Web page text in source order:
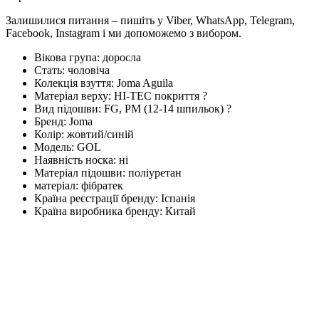
Залишилися питання – пишіть у Viber, WhatsApp, Telegram,
Facebook, Instagram і ми допоможемо з вибором.
Вікова група: доросла
Стать: чоловіча
Колекція взуття: Joma Aguila
Матеріал верху: HI-TEC покриття ?
Вид підошви: FG, PM (12-14 шпильок) ?
Бренд: Joma
Колір: жовтий/синій
Модель: GOL
Наявність носка: ні
Матеріал підошви: поліуретан
матеріал: фібратек
Країна реєстрації бренду: Іспанія
Країна виробника бренду: Китай